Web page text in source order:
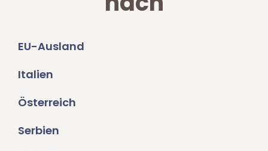
EU-Ausland
Italien
Österreich
Serbien